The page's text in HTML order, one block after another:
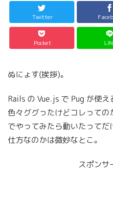
Twitter
Pocket
ぬにょす(挨拶)。
Rails の Vue.js で Pug が使え
色々ググったけどコレって
でやってみたら動いたって
仕方なのかは微妙なとこ。
スポンサ